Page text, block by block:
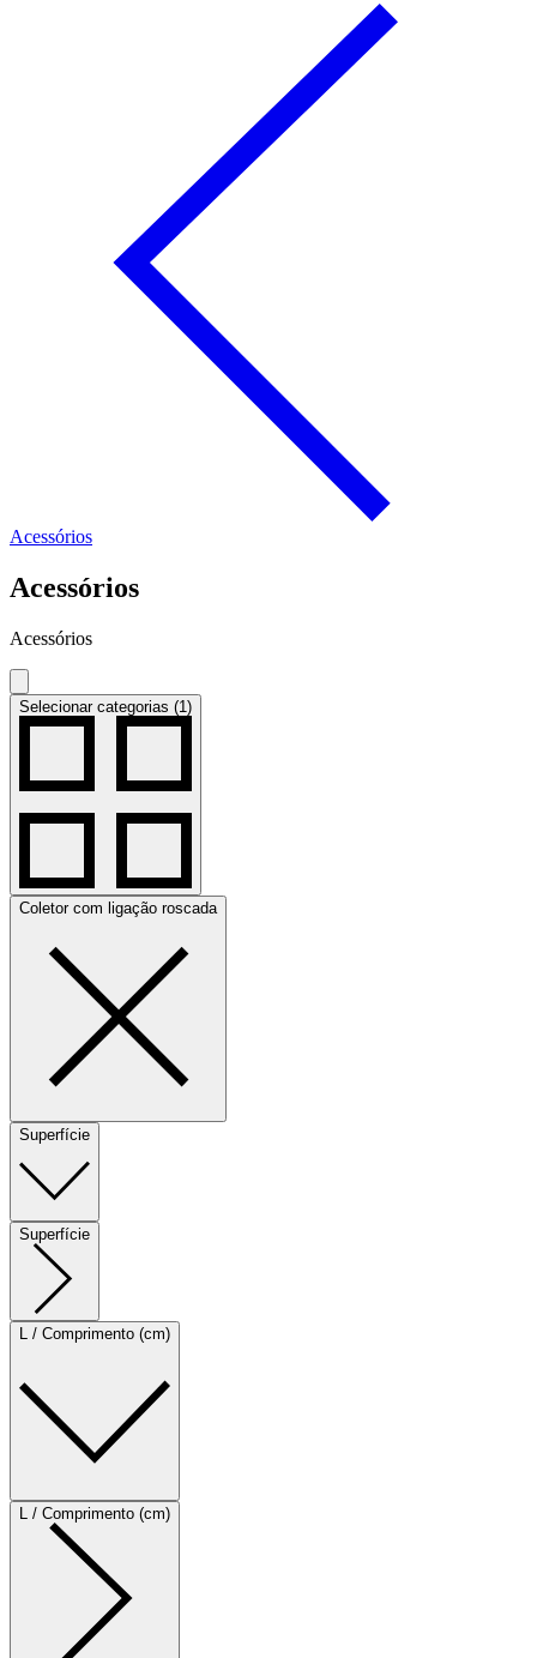
Acessórios
Acessórios
Acessórios
Selecionar categorias (1)
Coletor com ligação roscada
Superfície
Superfície
L / Comprimento (cm)
L / Comprimento (cm)